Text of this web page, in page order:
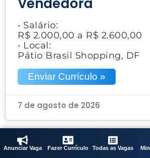
• Salário:
R$ 2.000,00 a R$ 2.600,00
• Local:
Pátio Brasil Shopping, DF
Enviar Currículo »
7 de agosto de 2026
Gerente de Loja
Anunciar Vaga Fazer Currículo Todas as Vagas